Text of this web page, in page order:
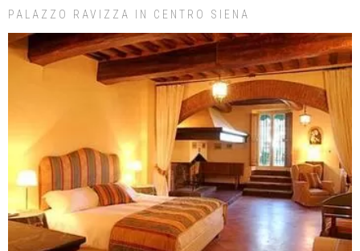
PALAZZO RAVIZZA IN CENTRO SIENA